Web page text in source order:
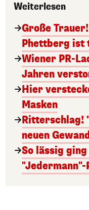
Weiterlesen
Große
Phettberg ist
Wiener PR-
Jahren
Hier
Masken
Ritterschlag!
neuen
So lässig